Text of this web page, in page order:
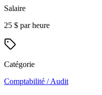
Salaire
25 $ par heure
Catégorie
Comptabilité / Audit